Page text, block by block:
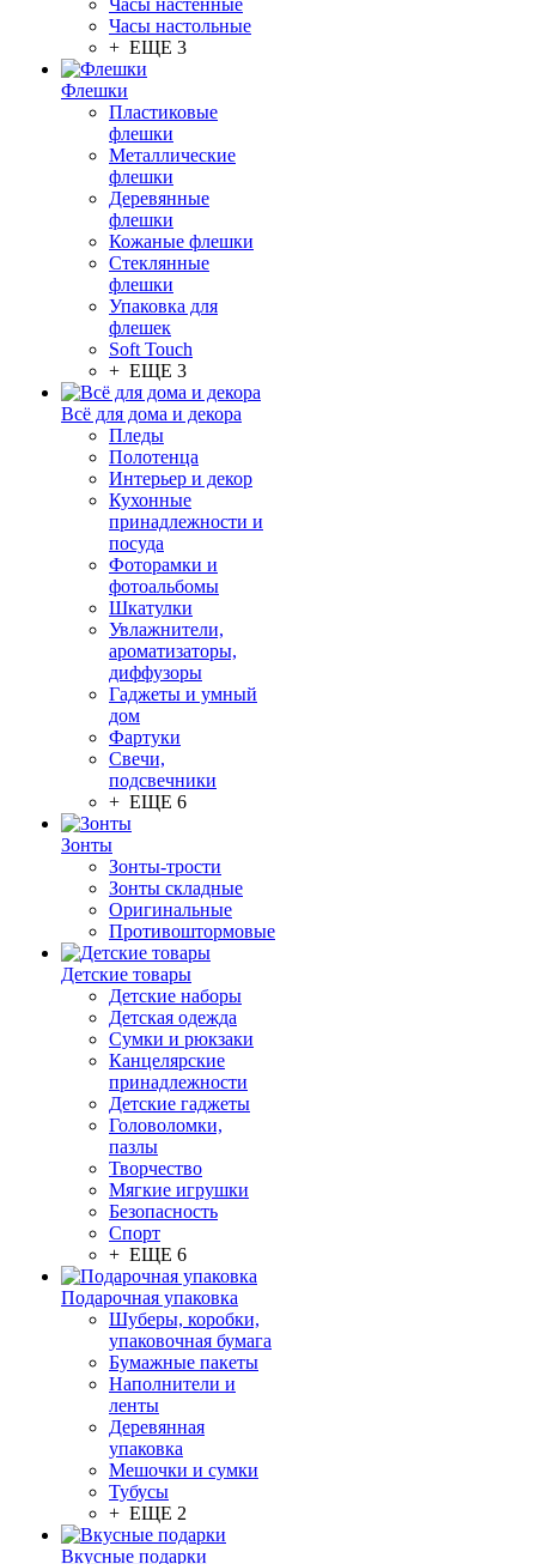
Часы настенные
Часы настольные
+ ЕЩЕ 3
Флешки
Пластиковые
флешки
Металлические
флешки
Деревянные
флешки
Кожаные флешки
Стеклянные
флешки
Упаковка для
флешек
Soft Touch
+ ЕЩЕ 3
Всё для дома и декора
Пледы
Полотенца
Интерьер и декор
Кухонные
принадлежности и
посуда
Фоторамки и
фотоальбомы
Шкатулки
Увлажнители,
ароматизаторы,
диффузоры
Гаджеты и умный
дом
Фартуки
Свечи,
подсвечники
+ ЕЩЕ 6
Зонты
Зонты-трости
Зонты складные
Оригинальные
Противоштормовые
Детские товары
Детские наборы
Детская одежда
Сумки и рюкзаки
Канцелярские
принадлежности
Детские гаджеты
Головоломки,
пазлы
Творчество
Мягкие игрушки
Безопасность
Спорт
+ ЕЩЕ 6
Подарочная упаковка
Шуберы, коробки,
упаковочная бумага
Бумажные пакеты
Наполнители и
ленты
Деревянная
упаковка
Мешочки и сумки
Тубусы
+ ЕЩЕ 2
Вкусные подарки